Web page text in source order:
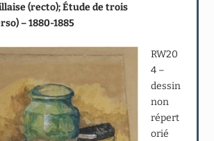
(recto); Étude de trois
– 1880-1885
RW20
4 –
dessin
non
répert
orié